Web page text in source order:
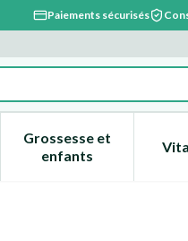
Paiements sécurisés
Beauté, soins et
menu pour la
Grossesse et
enfantsAfficher le sous-